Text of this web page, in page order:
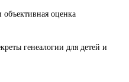
объективная оценка
генеалогии для детей и